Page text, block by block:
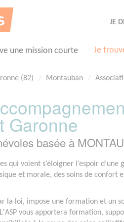
JE
une mission courte Je
(82) Montauban
Garonne
basée à
qui voient s’éloigner l’espoir d’une
et morale, des soins de confort
la loi, impose une formation et un
vous apportera formation,